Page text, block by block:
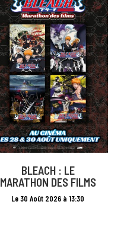
BLEACH : LE
MARATHON DES FILMS
Le 30 Août 2026 à 13:30